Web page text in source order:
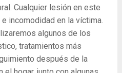
Cualquier lesión en este
incomodidad en la víctima.
algunos de los
tratamientos más
después de la